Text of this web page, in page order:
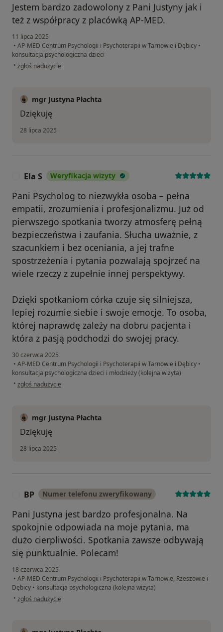
Jestem bardzo zadowolony z Pani Justyny jak i
też z współpracy z placówką AP-MED.
11 lipca 2025
• AP-MED Centrum Psychologii i Psychoterapii w Tarnowie i Dębicy •
konsultacja psychologiczna dzieci
• w opinii użytkownika MW
zgłoś nadużycie
mgr Justyna Płachta
Dziękuję
28 lipca 2025
Ela S Weryfikacja wizyty
Pani Psycholog to niezwykła osoba – pełna
empatii, zrozumienia i profesjonalizmu. Już od
pierwszego spotkania tworzy atmosferę pełną
bezpieczeństwa i zaufania. Słucha uważnie, z
szacunkiem i bez oceniania, a jej trafne
spostrzeżenia i pytania pozwalają spojrzeć na
wiele rzeczy z zupełnie innej perspektywy.
Dzięki spotkaniom córka czuje się silniejsza,
lepiej rozumie siebie i swoje emocje. To osoba,
której naprawdę zależy na dobru pacjenta i
która z pasją podchodzi do swojej pracy.
30 czerwca 2025
• AP-MED Centrum Psychologii i Psychoterapii w Tarnowie i Dębicy •
konsultacja psychologiczna dzieci i młodzieży (kolejna wizyta)
• w opinii użytkownika Ela S
zgłoś nadużycie
mgr Justyna Płachta
Dziękuję
28 lipca 2025
BP Numer telefonu zweryfikowany
Pani Justyna jest bardzo profesjonalna. Na
spokojnie odpowiada na moje pytania, ma
dużo cierpliwości. Spotkania zawsze odbywają
się punktualnie. Polecam!
18 czerwca 2025
• AP-MED Centrum Psychologii i Psychoterapii w Tarnowie, Rzeszowie i
Dębicy • konsultacja psychologiczna (kolejna wizyta)
• w opinii użytkownika BP
zgłoś nadużycie